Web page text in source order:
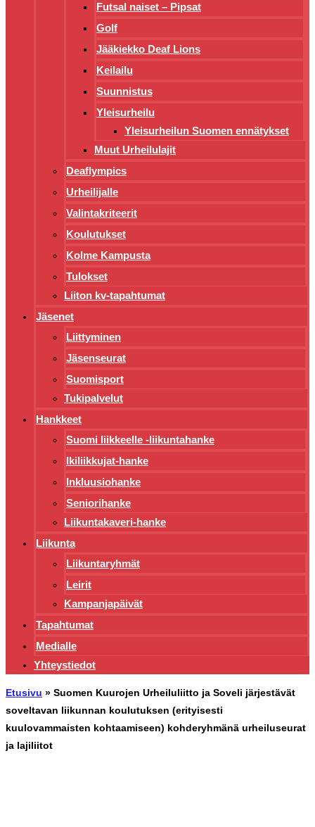
Futsal naiset – Pipsat
Golf
Jääkiekko Deaf Lions
Keilailu
Suunnistus
Yleisurheilu
Yleisurheilun Suomen ennätykset
Muut Urheilulajit
Deaflympics
Urheilijalle
Valintakriteerit
Koulutukset
Kolme Kampusta
Tulokset
Liiton kv-tapahtumat
Jäsenet
Liittyminen
Jäsenseurat
Suomisport
Tukipalvelut
Hankkeet
Suomi liikkeelle -liikuntahanke
Ikiliikkujat-hanke
Inkluusiohanke
Seniorihanke
Liikuntakaveri-hanke
Liikunta
Liikuntaryhmät
Leirit
Kampanjapäivät
Tapahtumat
Medialle
Yhteystiedot
Etusivu » Suomen Kuurojen Urheiluliitto ja Soveli järjestävät
soveltavan liikunnan koulutuksen (erityisesti
kuulovammaisten kohtaamiseen) kohderyhmänä urheiluseurat
ja lajiliitot